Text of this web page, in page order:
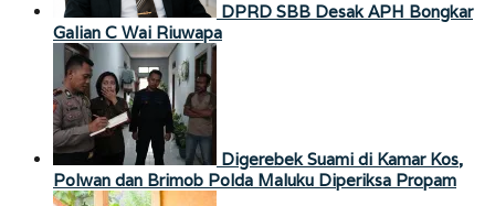
DPRD SBB Desak APH Bongkar
Galian C Wai Riuwapa
Digerebek Suami di Kamar Kos,
Polwan dan Brimob Polda Maluku Diperiksa Propam